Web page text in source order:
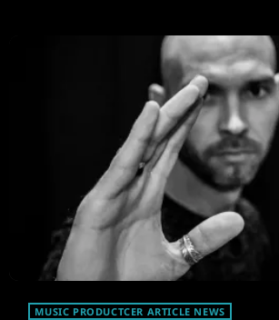
MUSIC PRODUCTCER ARTICLE NEWS